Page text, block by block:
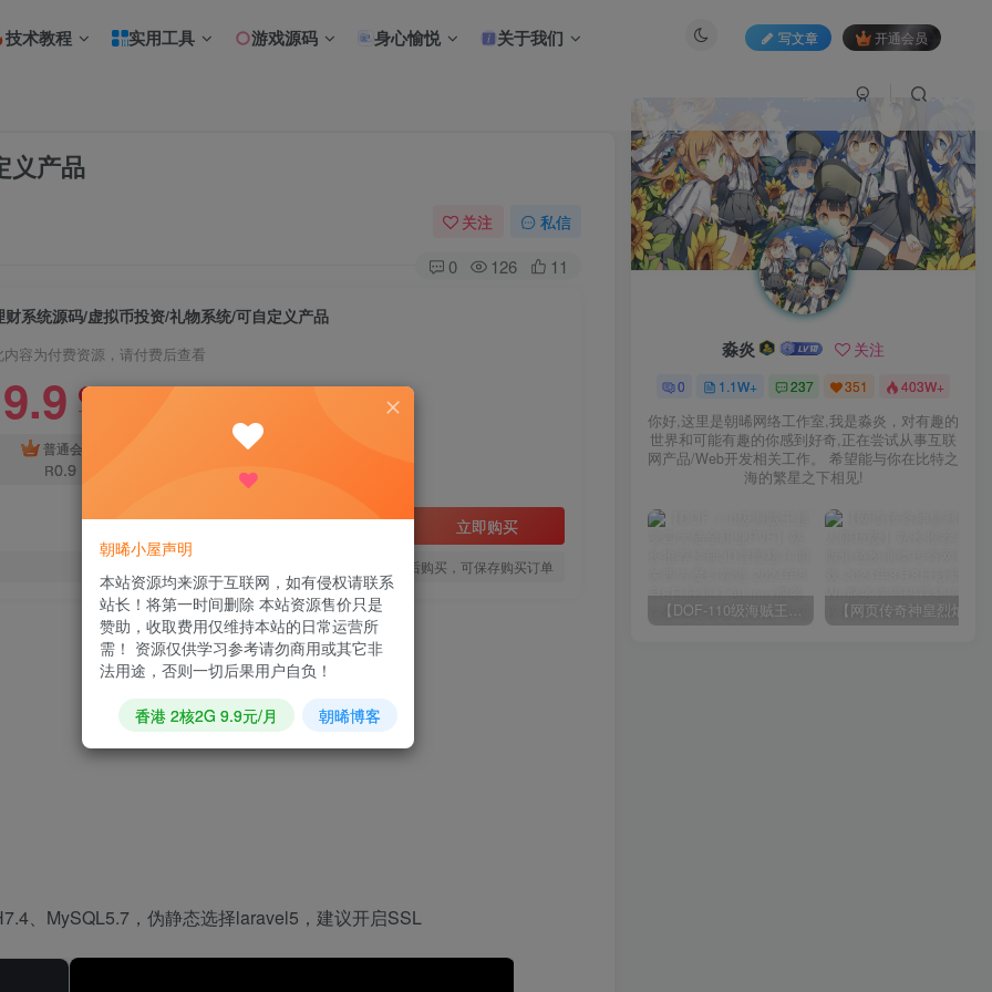
技术教程 实用工具 游戏源码 身心愉悦 关于我们 写文章 开通会员
义产品
关注 私信
0 126 11
财系统源码/虚拟币投资/礼物系统/可自定义产品
内容为付费资源，请付费后查看
9.9 R
普通会员
R0.9
免费
立即购买
您当前未登录！建议登陆后购买，可保存购买订单
、MySQL5.7，伪静态选择laravel5，建议开启SSL
淼炎 关注
0 1.1W+ 237 351 403W+
你好,这里是朝晞网络工作室,我是淼炎，对有趣的
世界和可能有趣的你感到好奇,正在尝试从事互联
网产品/Web开发相关工作。 希望能与你在比特之
海的繁星之下相见!
【DOF-110级海贼王超变四大陆全职业PVF】站长推荐经典3D冒险格斗闯关西方魔幻端游-2024年8月8日最新打包Linux服务端源码视频架设教程-等级补丁-配套完整客户端！
朝晞小屋声明
本站资源均来源于互联网，如有侵权请联系
站长！将第一时间删除 本站资源售价只是
赞助，收取费用仅维持本站的日常运营所
需！ 资源仅供学习参考请勿商用或其它非
法用途，否则一切后果用户自负！
香港 2核2G 9.9元/月 朝晞博客